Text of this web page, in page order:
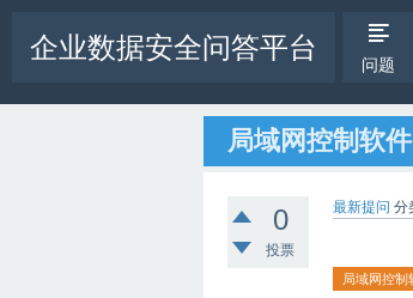
企业数据安全问答平台
问题
局域网控制软
0
投票
最新提问 分
局域网控制